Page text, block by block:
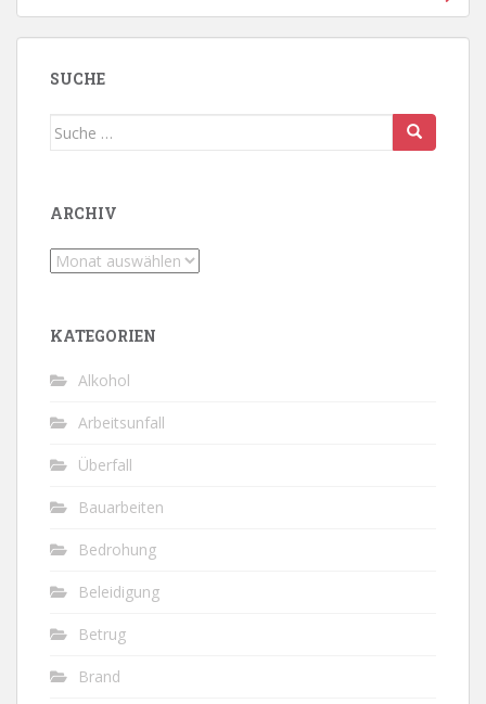
SUCHE
Suche
ARCHIV
Archiv
KATEGORIEN
Alkohol
Arbeitsunfall
Überfall
Bauarbeiten
Bedrohung
Beleidigung
Betrug
Brand